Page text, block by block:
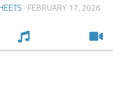
· FEBRUARY 17, 2026